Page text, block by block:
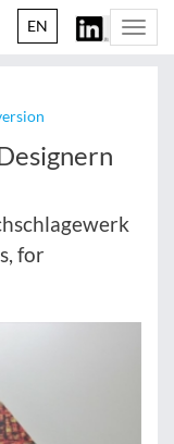
EN
for